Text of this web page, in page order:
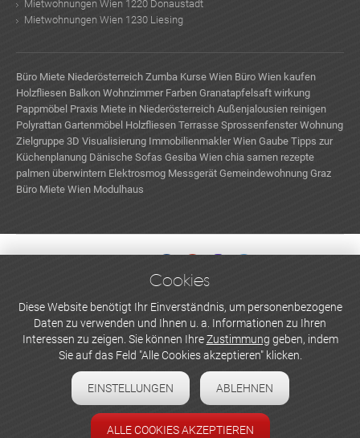
Mietwohnungen Wien 1220 Donaustadt
Mietwohnungen Wien 1230 Liesing
Büro Miete Niederösterreich Zumba Kurse Wien Büro Wien kaufen
Holzfliesen Balkon Wohnzimmer Farben Granatapfelsaft wirkung
Pappmöbel Praxis Miete in Niederösterreich Außenjalousien reinigen
Polyrattan Gartenmöbel Holzfliesen Terrasse Sprossenfenster Wohnung
Zielgruppe 3D Visualisierung Immobilienmakler Wien Gaube Tipps zur
Küchenplanung Dänische Sofas Gesiba Wien chia samen rezepte
palmen überwintern Elektrosmog Messgerät Gemeindewohnung Graz
Büro Miete Wien Modulhaus
WERBEN UND INSERIEREN
Newsletter abonnieren
Datenschutzerklärung
Cookie-Einstellungen
Cookies
Diese Website benötigt Ihr Einverständnis, um personenbezogene
Daten zu verwenden und Ihnen u. a. Informationen zu Ihren
Interessen zu zeigen. Sie können IhreZustimmung geben, indem
Sie auf das Feld "Alle Cookies akzeptieren" klicken.
EINSTELLUNGEN ABLEHNEN
ALLE COOKIES AKZEPTIEREN